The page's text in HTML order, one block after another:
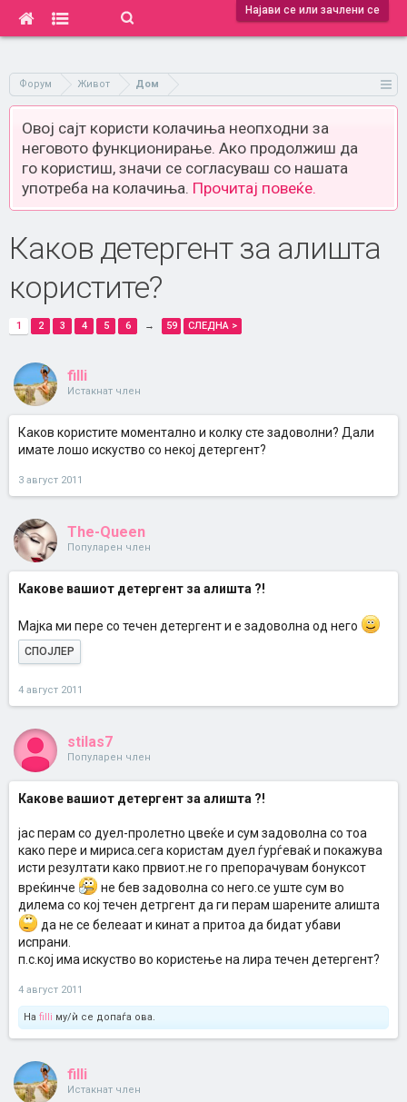
Најави се или зачлени се
Форум Живот Дом
Овој сајт користи колачиња неопходни за
неговото функционирање. Ако продолжиш да
го користиш, значи се согласуваш со нашата
употреба на колачиња. Прочитај повеќе.
Каков детергент за алишта
користите?
1 2 3 4 5 6 → 59 СЛЕДНА >
filli
Истакнат член
Каков користите моментално и колку сте задоволни? Дали
имате лошо искуство со некој детергент?
3 август 2011
The-Queen
Популарен член
Какове вашиот детергент за алишта ?!
Мајка ми пере со течен детергент и е задоволна од него
СПОЈЛЕР
4 август 2011
stilas7
Популарен член
Какове вашиот детергент за алишта ?!
јас перам со дуел-пролетно цвеќе и сум задоволна со тоа
како пере и мириса.сега користам дуел ѓурѓеваќ и покажува
исти резултати како првиот.не го препорачувам бонуксот
вреќинче
не бев задоволна со него.се уште сум во
дилема со кој течен детргент да ги перам шарените алишта
да не се белеаат и кинат а притоа да бидат убави
испрани.
п.с.кој има искуство во користење на лира течен детергент?
4 август 2011
На filli му/ѝ се допаѓа ова.
filli
Истакнат член